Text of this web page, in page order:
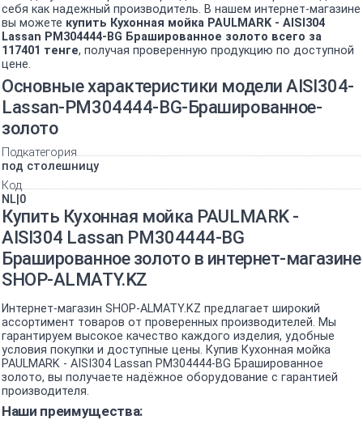
себя как надежный производитель. В нашем интернет-магазине
вы можете купить Кухонная мойка PAULMARK - AISI304
Lassan PM304444-BG Брашированное золото всего за
117401 тенге, получая проверенную продукцию по доступной
цене.
Основные характеристики модели AISI304-
Lassan-PM304444-BG-Брашированное-
золото
Подкатегория
под столешницу
Код
NL|0
Купить Кухонная мойка PAULMARK -
AISI304 Lassan PM304444-BG
Брашированное золото в интернет-магазине
SHOP-ALMATY.KZ
Интернет-магазин SHOP-ALMATY.KZ предлагает широкий
ассортимент товаров от проверенных производителей. Мы
гарантируем высокое качество каждого изделия, удобные
условия покупки и доступные цены. Купив Кухонная мойка
PAULMARK - AISI304 Lassan PM304444-BG Брашированное
золото, вы получаете надёжное оборудование с гарантией
производителя.
Наши преимущества: